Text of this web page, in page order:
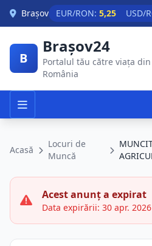
Skip to main content
Brașov EUR/RON: 5,25 USD/
B
Brașov24
Portalul tău către viața din
România
Acasă
Locuri de
Muncă
Acest anunț a expirat
Data expirării: 30 apr. 2026